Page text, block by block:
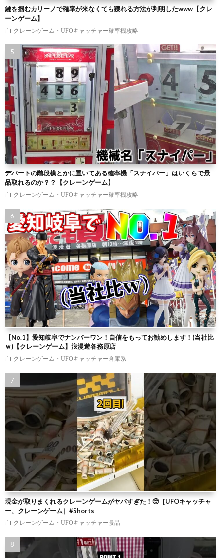
鍵を掴むカリーノで確率が来なくても獲れる方法が判明したwww【クレ
ーンゲーム】
クレーンゲーム・UFOキャッチャー確率機攻略
デパートの階段横とかに置いてある確率機「スナイパー」はいくらで景
品取れるのか？？【クレーンゲーム】
クレーンゲーム・UFOキャッチャー確率機攻略
【No.1】愛知岐阜でナンバーワン！自信をもってお勧めします！(当社比
ｗ)【クレーンゲーム】浪漫遊各務原店
クレーンゲーム・UFOキャッチャー倉庫系
現金が取りまくれるクレーンゲームがヤバすぎた！🥺［UFOキャッチャ
ー、クレーンゲーム］#Shorts
クレーンゲーム・UFOキャッチャー景品